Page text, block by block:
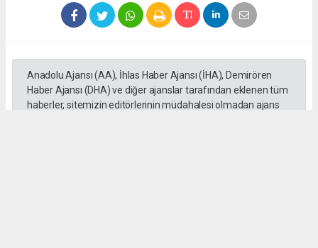
Anadolu Ajansı (AA), İhlas Haber Ajansı (İHA), Demirören
Haber Ajansı (DHA) ve diğer ajanslar tarafından eklenen tüm
haberler, sitemizin editörlerinin müdahalesi olmadan ajans